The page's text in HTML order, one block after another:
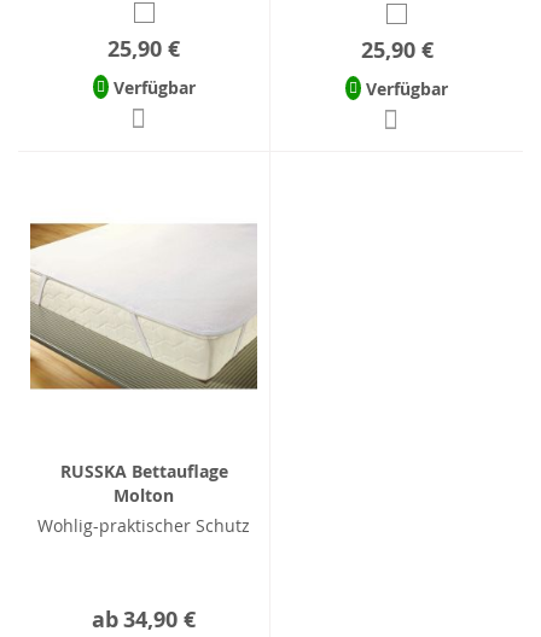
25,90 €
Verfügbar
25,90 €
Verfügbar
RUSSKA Bettauflage
Molton
Wohlig-praktischer Schutz
ab34,90 €